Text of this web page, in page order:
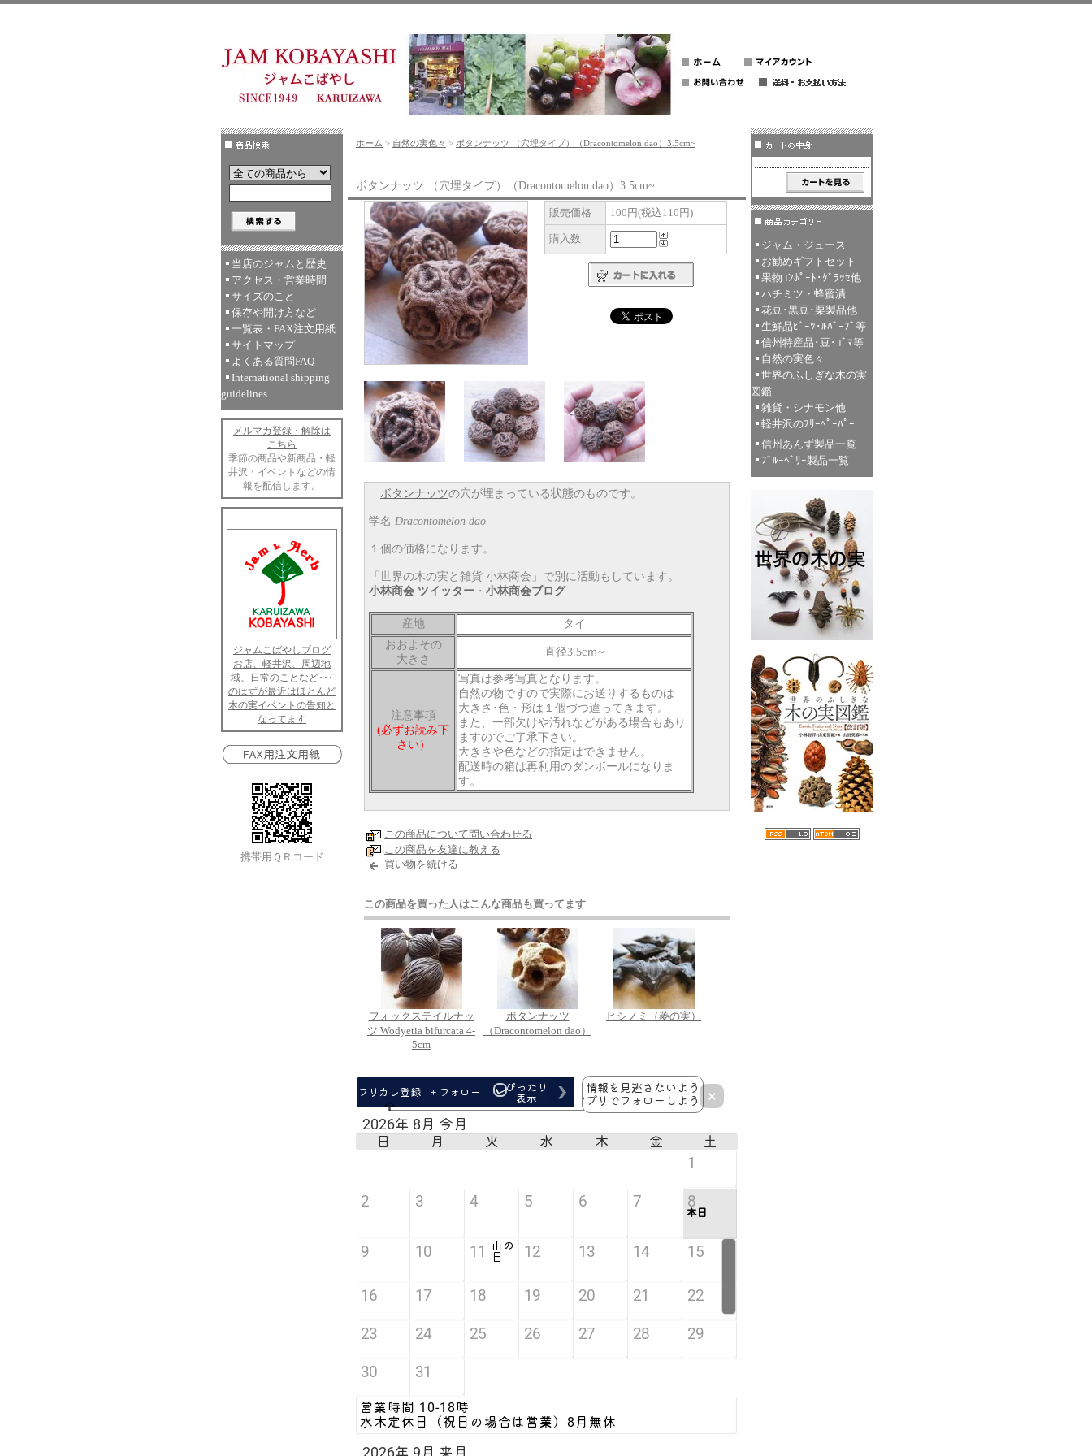
当店のジャムと歴史
アクセス・営業時間
サイズのこと
保存や開け方など
一覧表・FAX注文用紙
サイトマップ
よくある質問FAQ
International shipping
guidelines
メルマガ登録・解除は
こちら
季節の商品や新商品・軽
井沢・イベントなどの情
報を配信します。
ジャムこばやしブログ
お店、軽井沢、周辺地
域、日常のことなど･･･
のはずが最近はほとんど
木の実イベントの告知と
なってます
携帯用ＱＲコード
ホーム > 自然の実色々 > ボタンナッツ （穴埋タイプ）（Dracontomelon dao）3.5cm~
ボタンナッツ （穴埋タイプ）（Dracontomelon dao）3.5cm~
販売価格 100円(税込110円)
購入数
ボタンナッツの穴が埋まっている状態のものです。
学名 Dracontomelon dao
１個の価格になります。
「世界の木の実と雑貨 小林商会」で別に活動もしています。
小林商会 ツイッター ・ 小林商会ブログ
産地
タイ
おおよその
大きさ
直径3.5cｍ~
注意事項
(必ずお読み下
さい）
写真は参考写真となります。
自然の物ですので実際にお送りするものは
大きさ･色・形は１個づつ違ってきます。
また、一部欠けや汚れなどがある場合もあり
ますのでご了承下さい。
大きさや色などの指定はできません。
配送時の箱は再利用のダンボールになりま
す。
この商品について問い合わせる
この商品を友達に教える
買い物を続ける
この商品を買った人はこんな商品も買ってます
フォックステイルナッ
ツ Wodyetia bifurcata 4-
5cm
ボタンナッツ
（Dracontomelon dao）
ヒシノミ（菱の実）
ジャム・ジュース
お勧めギフトセット
果物ｺﾝﾎﾟｰﾄ･ｸﾞﾗｯｾ他
ハチミツ・蜂蜜漬
花豆･黒豆･栗製品他
生鮮品ﾋﾞｰﾂ･ﾙﾊﾞｰﾌﾞ等
信州特産品･豆･ｺﾞﾏ等
自然の実色々
世界のふしぎな木の実
図鑑
雑貨・シナモン他
軽井沢のﾌﾘｰﾍﾟｰﾊﾟｰ
信州あんず製品一覧
ﾌﾞﾙｰﾍﾞﾘｰ製品一覧